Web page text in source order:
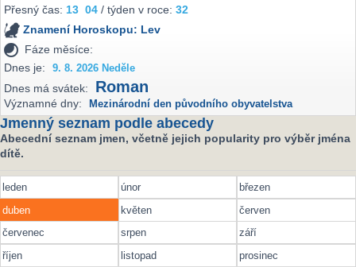
Přesný čas:13 04 / týden v roce:32
Znamení Horoskopu: Lev
Fáze měsíce:
Dnes je:
9. 8. 2026 Neděle
Dnes má svátek: Roman
Významné dny: Mezinárodní den původního obyvatelstva
Jmenný seznam podle abecedy
Abecední seznam jmen, včetně jejich popularity pro výběr jména
dítě.
leden únor
březen
duben
květen
červen
červenec
srpen
září
říjen
listopad prosinec